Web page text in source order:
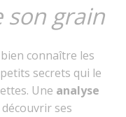
grain
connaître les
secrets qui le
Une analyse
ses